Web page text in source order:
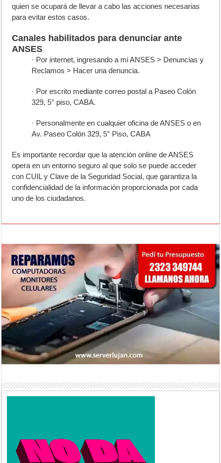
quien se ocupará de llevar a cabo las acciones necesarias
para evitar estos casos.
Canales habilitados para denunciar ante
ANSES
· Por internet, ingresando a mi ANSES > Denuncias y
Reclamos > Hacer una denuncia.
· Por escrito mediante correo postal a Paseo Colón
329, 5° piso, CABA.
· Personalmente en cualquier oficina de ANSES o en
Av. Paseo Colón 329, 5° Piso, CABA
Es importante recordar que la atención online de ANSES
opera en un entorno seguro al que solo se puede acceder
con CUIL y Clave de la Seguridad Social, que garantiza la
confidencialidad de la información proporcionada por cada
uno de los ciudadanos.